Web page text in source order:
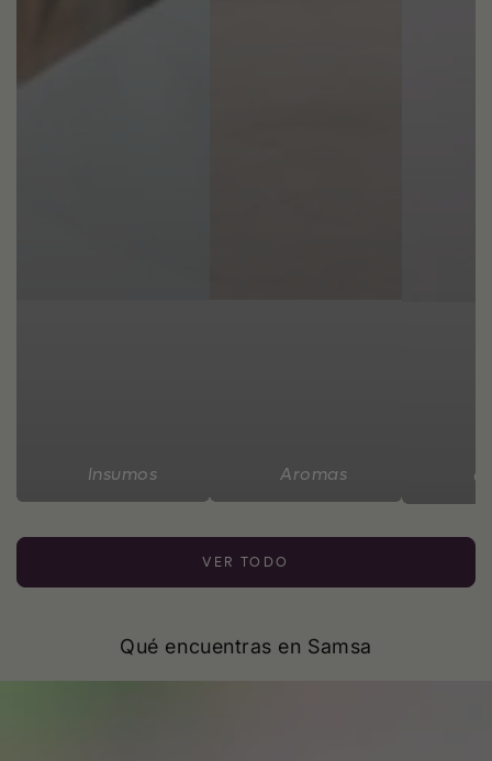
Insumos Aromas
VER TODO
Qué encuentras en Samsa